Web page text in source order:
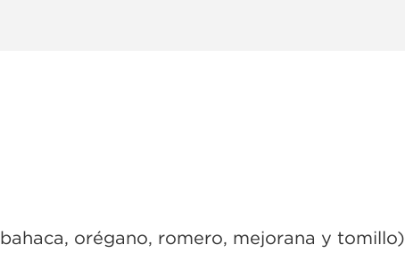
orégano, romero, mejorana y tomillo)